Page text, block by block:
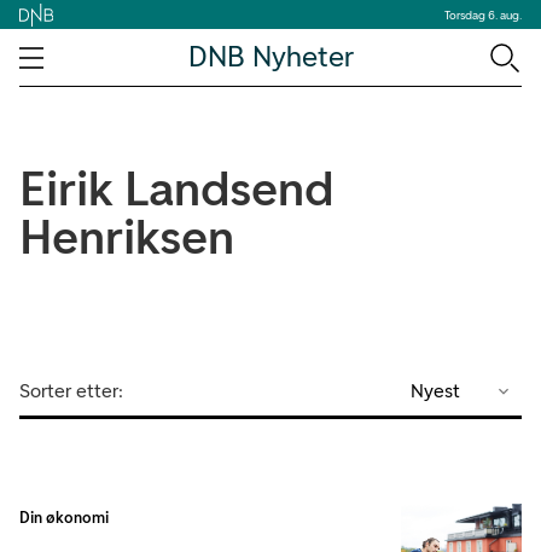
Torsdag 6. aug.
DNB Nyheter
Eirik Landsend
Henriksen
Sorter etter: Nyest
Din økonomi